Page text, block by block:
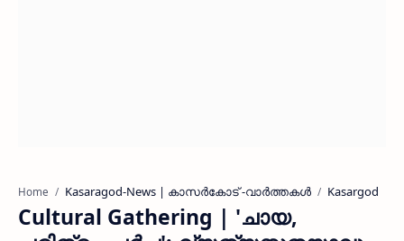
Home Kasaragod-News | കാസർകോട് -വാർത്തകൾ Kasargod
Cultural Gathering | 'ചായ,